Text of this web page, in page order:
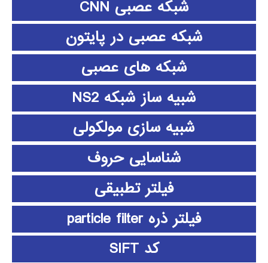
شبکه عصبی CNN
شبکه عصبی در پایتون
شبکه های عصبی
شبیه ساز شبکه NS2
شبیه سازی مولکولی
شناسایی حروف
فیلتر تطبیقی
فیلتر ذره particle filter
کد SIFT